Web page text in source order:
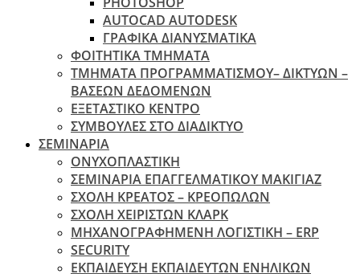
AUTOCAD AUTODESK
ΓΡΑΦΙΚΑ ΔΙΑΝΥΣΜΑΤΙΚΑ
ΦΟΙΤΗΤΙΚΑ ΤΜΗΜΑΤΑ
ΤΜΗΜΑΤΑ ΠΡΟΓΡΑΜΜΑΤΙΣΜΟΥ– ΔΙΚΤΥΩΝ –
ΒΑΣΕΩΝ ΔΕΔΟΜΕΝΩΝ
ΕΞΕΤΑΣΤΙΚΟ ΚΕΝΤΡΟ
ΣΥΜΒΟΥΛΕΣ ΣΤΟ ΔΙΑΔΙΚΤΥΟ
ΣΕΜΙΝΑΡΙΑ
ΟΝΥΧΟΠΛΑΣΤΙΚΗ
ΣΕΜΙΝΑΡΙΑ ΕΠΑΓΓΕΛΜΑΤΙΚΟΥ ΜΑΚΙΓΙΑΖ
ΣΧΟΛΗ ΚΡΕΑΤΟΣ – ΚΡΕΟΠΩΛΩΝ
ΣΧΟΛΗ ΧΕΙΡΙΣΤΩΝ ΚΛΑΡΚ
ΜΗΧΑΝΟΓΡΑΦΗΜΕΝΗ ΛΟΓΙΣΤΙΚΗ – ERP
SECURITY
ΕΚΠΑΙΔΕΥΣΗ ΕΚΠΑΙΔΕΥΤΩΝ ΕΝΗΛΙΚΩΝ